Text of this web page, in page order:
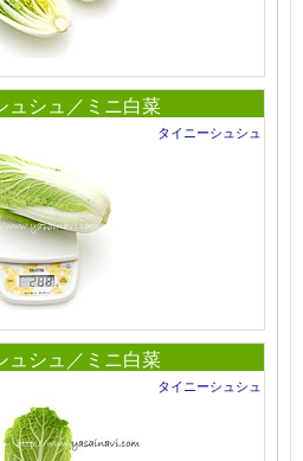
ュシュ／ミニ白菜
タイニーシュシュ
ュシュ／ミニ白菜
タイニーシュシュ